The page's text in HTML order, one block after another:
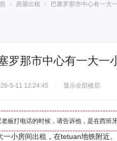
› 房屋出租 › 巴塞罗那市中心有一大
罗那市中心有一大一
5-11 12:24:45 显示全部楼层
板打电话的时候，请告诉他，是在西班
一小房间出租，在tetuan地铁附近